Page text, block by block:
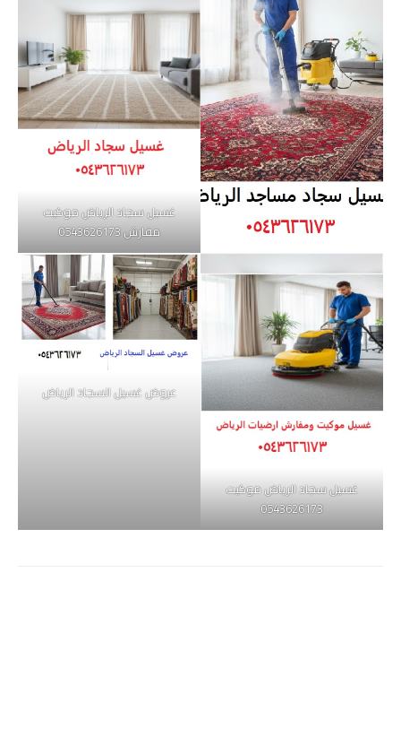
غسيل سجاد الرياض موكيت
مفارش 0543626173
غسيل سجاد الرياض موكيت
0543626173
عروض غسيل السجاد الرياض